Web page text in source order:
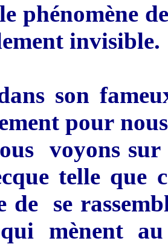
phénomène
invisible.
son
pour
voyons
telle que
de se
qui mènent